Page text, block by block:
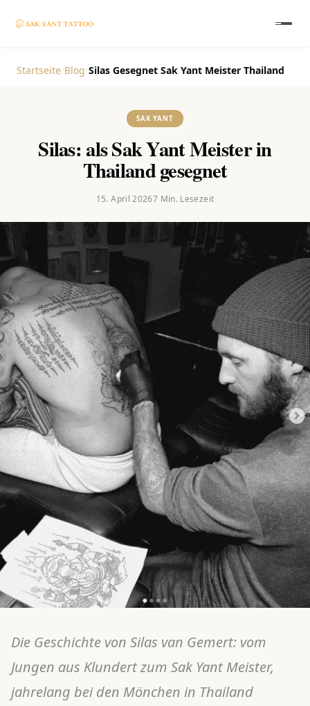
Startseite Blog Silas Gesegnet Sak Yant Meister Thailand
SAK YANT
Silas: als Sak Yant Meister in
Thailand gesegnet
15. April 20267 Min. Lesezeit
Die Geschichte von Silas van Gemert: vom
Jungen aus Klundert zum Sak Yant Meister,
jahrelang bei den Mönchen in Thailand